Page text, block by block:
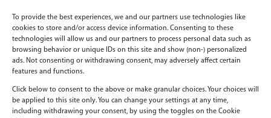
To provide the best experiences, we and our partners use technologies like
cookies to store and/or access device information. Consenting to these
technologies will allow us and our partners to process personal data such as
browsing behavior or unique IDs on this site and show (non-) personalized
ads. Not consenting or withdrawing consent, may adversely affect certain
features and functions.
Click below to consent to the above or make granular choices. Your choices will
be applied to this site only. You can change your settings at any time,
including withdrawing your consent, by using the toggles on the Cookie